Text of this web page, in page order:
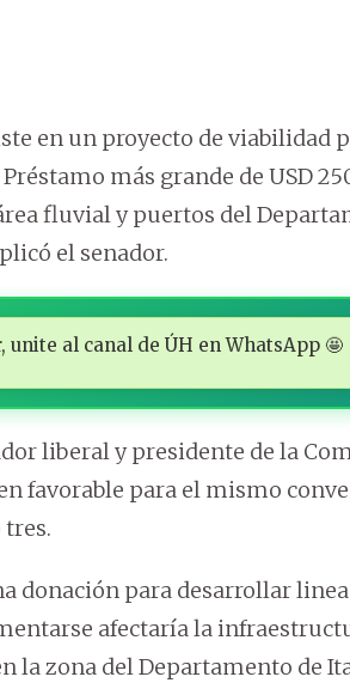
en un proyecto de viabilidad
más grande de USD
fluvial y puertos del
el senador.
al canal de ÚH en WhatsApp 🤩
liberal y presidente de la
favorable para el mismo
donación para desarrollar
afectaría la
la zona del Departamento de